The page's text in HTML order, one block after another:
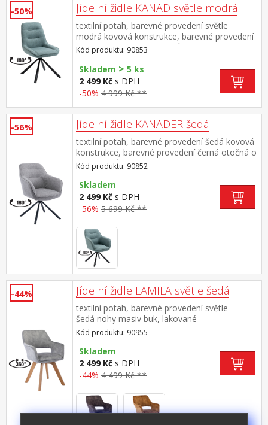
-50% Jídelní židle KANAD světle modrá
textilní potah, barevné provedení světle
modrá kovová konstrukce, barevné provedení
černá otočná o 180 stupňů výška sedu 47
cm doporučená nosnost do 120 kg
Kód produktu: 90853
Skladem > 5 ks
2 499 Kč s DPH
-50% 4 999 Kč **
-56% Jídelní židle KANADER šedá
textilní potah, barevné provedení šedá kovová
konstrukce, barevné provedení černá otočná o
180 stupňů výška sedu 48 cm doporučená
nosnost do 120 kg
Kód produktu: 90852
Skladem
2 499 Kč s DPH
-56% 5 699 Kč **
-44% Jídelní židle LAMILA světle šedá
textilní potah, barevné provedení světle
šedá nohy masiv buk, lakované
provedení otočná o 360 stupňů výška sedu 47
cm doporučená nosnost do 120 kg
Kód produktu: 90955
Skladem
2 499 Kč s DPH
-44% 4 499 Kč **